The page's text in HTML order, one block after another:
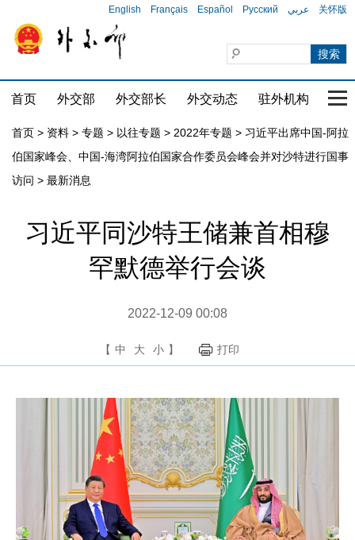
English Français Español Русский عربي 关怀版
首页 外交部 外交部长 外交动态 驻外机构 国
首页 > 资料 > 专题 > 以往专题 > 2022年专题 > 习近平出席中国-阿拉
伯国家峰会、中国-海湾阿拉伯国家合作委员会峰会并对沙特进行国事
访问 > 最新消息
习近平同沙特王储兼首相穆
罕默德举行会谈
2022-12-09 00:08
【 中 大 小 】 打印